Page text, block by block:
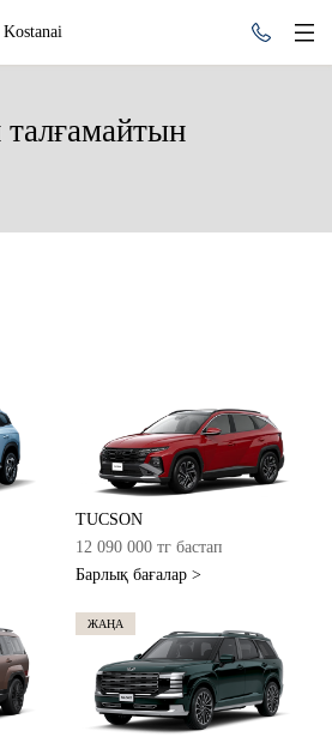
TUCSON
12 090 000 тг бастап
Барлық бағалар >
ЖАҢА